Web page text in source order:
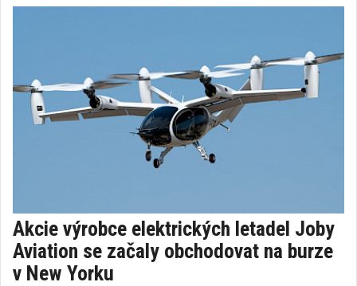
Akcie výrobce elektrických letadel Joby
Aviation se začaly obchodovat na burze
v New Yorku